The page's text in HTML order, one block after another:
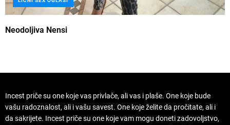
Neodoljiva Nensi
Incest priče su one koje vas privlače, ali vas i plaše. One koje bude
vašu radoznalost, ali i vašu savest. One koje želite da pročitate, ali i
da sakrijete. Incest priče su one koje vam mogu doneti zadovoljstvo,